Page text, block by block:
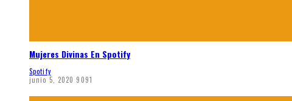
Mujeres Divinas En Spotify
Spotify
junio 5, 2020 9091